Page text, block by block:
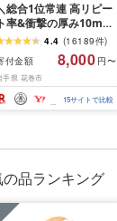
総合1位常連 高リピー
ト率&衝撃の厚み10mm
切り牛タン 塩味/ ≪ス
ピード発送!!10営業日以
発送≫ 選べる内容量
/ 1kg 定期便 毎月
く 牛肉 肉 BBQ ふるさ
と 人気 ランキング 岩手
4.4 (16189件)
付金額
8,000 円〜
手県 花巻市
15サイトで比較
の品ランキング